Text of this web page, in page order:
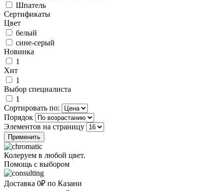
Шпатель
Сертификаты
Цвет
белый
сине-серый
Новинка
1
Хит
1
Выбор специалиста
1
Сортировать по:
Порядок
Элементов на страницу
Колеруем в любой цвет.
Помощь с выбором
Доставка 0₽ по Казани